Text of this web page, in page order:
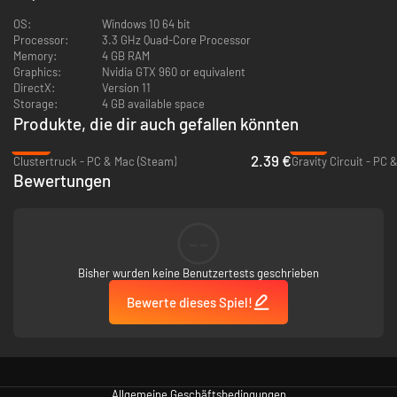
OS:
Windows 10 64 bit
Processor:
3.3 GHz Quad-Core Processor
Memory:
4 GB RAM
Graphics:
Nvidia GTX 960 or equivalent
DirectX:
Version 11
Storage:
4 GB available space
Produkte, die dir auch gefallen könnten
Clustertruck - PC & Mac (Steam)
2.39 €Gravity Circuit - PC
Bewertungen
Bisher wurden keine Benutzertests geschrieben
Bewerte dieses Spiel!
Allgemeine Geschäftsbedingungen